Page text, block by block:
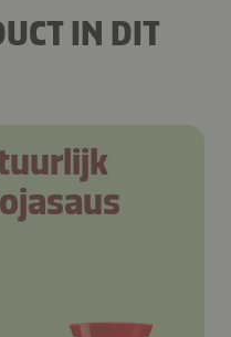
IN DIT